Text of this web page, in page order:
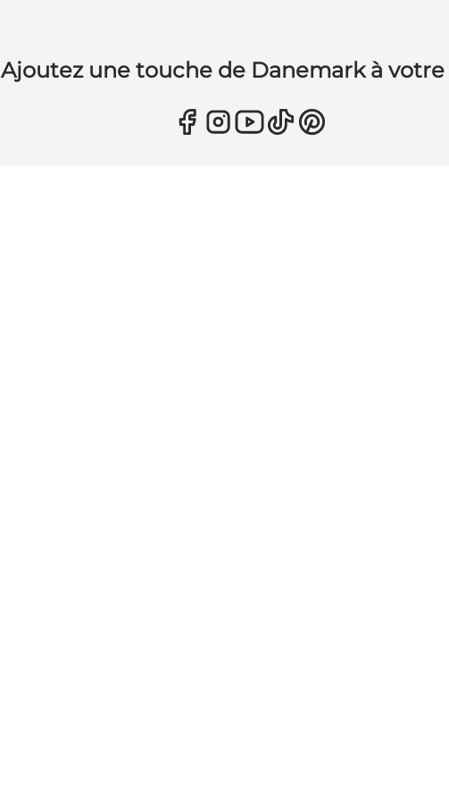
Ajoutez une touche de Danemark à